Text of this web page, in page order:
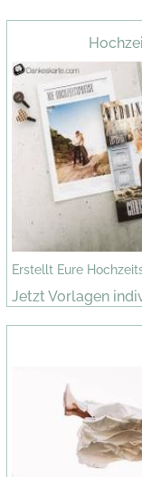
Erstellt Eure
Jetzt Vorlagen